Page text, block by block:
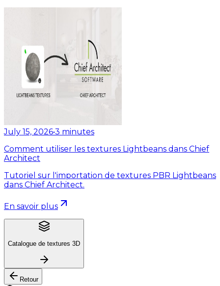
July 15, 2026•3 minutes
Comment utiliser les textures Lightbeans dans Chief
Architect
Tutoriel sur l'importation de textures PBR Lightbeans
dans Chief Architect.
En savoir plus
Catalogue de textures 3D
Retour